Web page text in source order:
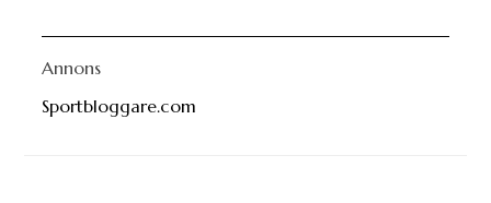
Annons
Sportbloggare.com